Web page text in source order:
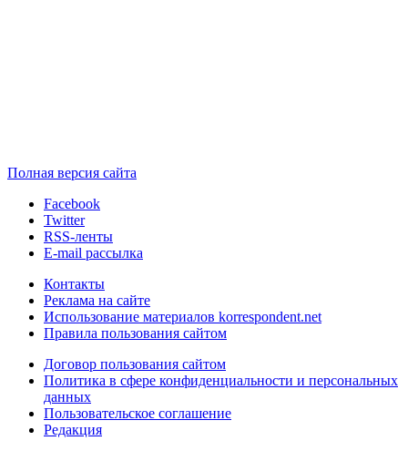
Полная версия сайта
Facebook
Twitter
RSS-ленты
E-mail рассылка
Контакты
Реклама на сайте
Использование материалов korrespondent.net
Правила пользования сайтом
Договор пользования сайтом
Политика в сфере конфиденциальности и персональных
данных
Пользовательское соглашение
Редакция